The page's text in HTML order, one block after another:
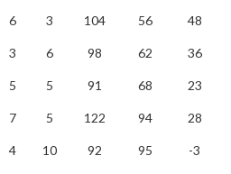
6 3 104 56 48
3 6 98 62 36
5 5 91 68 23
7 5 122 94 28
4 10 92 95 -3